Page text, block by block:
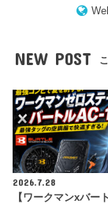
NEW POST
2026.7.28
【ワークマンxバー